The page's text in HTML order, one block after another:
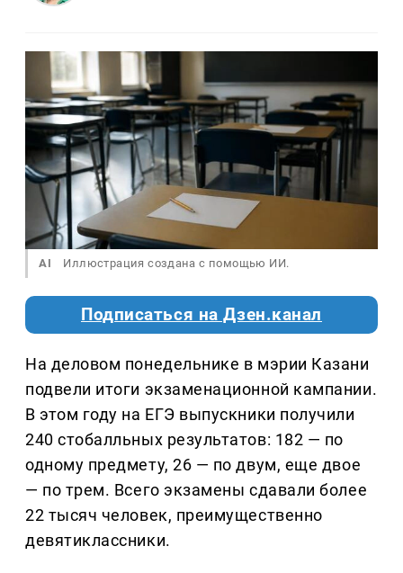
AI Иллюстрация создана с помощью ИИ.
Подписаться на Дзен.канал
На деловом понедельнике в мэрии Казани
подвели итоги экзаменационной кампании.
В этом году на ЕГЭ выпускники получили
240 стобалльных результатов: 182 — по
одному предмету, 26 — по двум, еще двое
— по трем. Всего экзамены сдавали более
22 тысяч человек, преимущественно
девятиклассники.